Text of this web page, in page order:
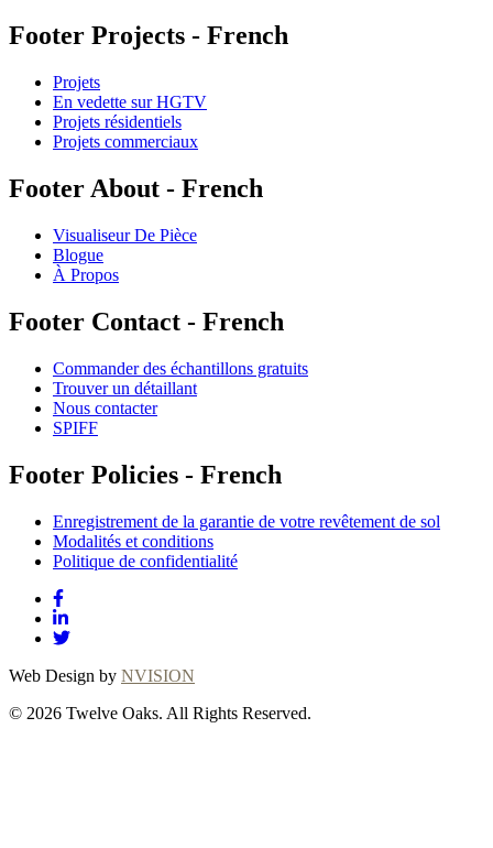
Footer Projects - French
Projets
En vedette sur HGTV
Projets résidentiels
Projets commerciaux
Footer About - French
Visualiseur De Pièce
Blogue
À Propos
Footer Contact - French
Commander des échantillons gratuits
Trouver un détaillant
Nous contacter
SPIFF
Footer Policies - French
Enregistrement de la garantie de votre revêtement de sol
Modalités et conditions
Politique de confidentialité
Web Design by NVISION
© 2026 Twelve Oaks. All Rights Reserved.